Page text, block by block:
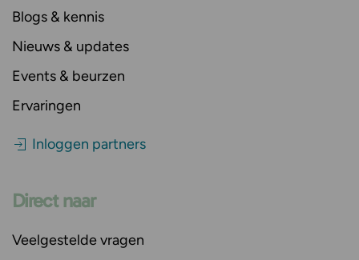
Blogs & kennis
Nieuws & updates
Events & beurzen
Ervaringen
Inloggen partners
Direct naar
Veelgestelde vragen